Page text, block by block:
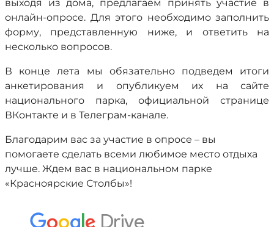
выходя из дома, предлагаем принять участие в
онлайн-опросе. Для этого необходимо заполнить
форму, представленную ниже, и ответить на
несколько вопросов.
В конце лета мы обязательно подведем итоги
анкетирования и опубликуем их на сайте
национального парка, официальной странице
ВКонтакте и в Телеграм-канале.
Благодарим вас за участие в опросе – вы
помогаете сделать всеми любимое место отдыха
лучше. Ждем вас в национальном парке
«Красноярские Столбы»!